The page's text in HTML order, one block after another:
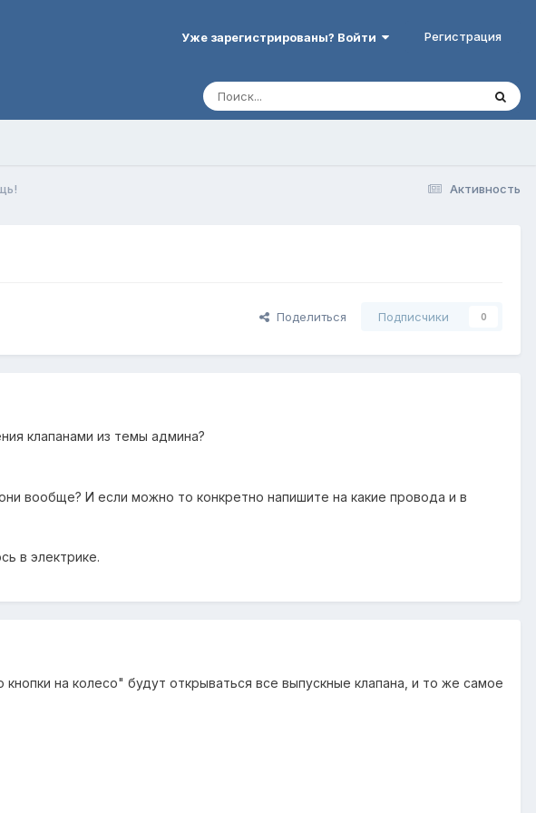
Уже зарегистрированы? Войти Регистрация
Активность
Поделиться Подписчики 0
клапанами из темы админа?
вообще? И если можно то конкретно напишите на какие провода и в
в электрике.
на колесо" будут открываться все выпускные клапана, и то же самое